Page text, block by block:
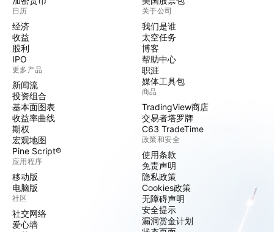
日历
经济
收益
股利
IPO
更多产品
新闻流
投资组合
基本面图表
收益率曲线
期权
宏观地图
Pine Script®
应用程序
移动版
电脑版
社区
社交网络
爱心墙
关于公司
我们是谁
太空任务
博客
帮助中心
职涯
媒体工具包
商品
TradingView商店
交易者塔罗牌
C63 TradeTime
政策和安全
使用条款
免责声明
隐私政策
Cookies政策
无障碍声明
安全提示
漏洞赏金计划